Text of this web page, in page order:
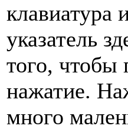
клавиатура
указатель
того, чтобы
нажатие.
много